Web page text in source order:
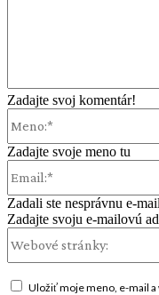
Zadajte svoj komentár!
Zadajte svoje meno tu
Zadali ste nesprávnu e-
Zadajte svoju e-mailovú
Uložiť moje meno, e-mail